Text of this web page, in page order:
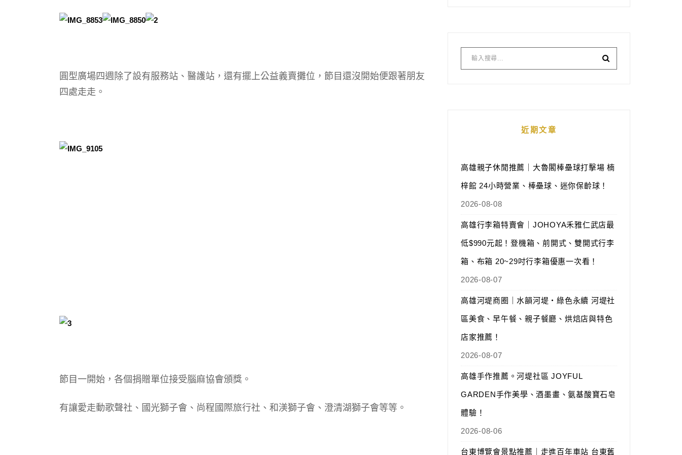
圓型廣場四週除了設有服務站、醫護站，還有擺上公益義賣攤位，節目還沒開始便跟著朋友
四處走走。
節目一開始，各個捐贈單位接受腦麻協會頒獎。
有讓愛走動歌聲社、國光獅子會、尚程國際旅行社、和渼獅子會、澄清湖獅子會等等。
近期文章
高雄親子休閒推薦｜大魯閣棒壘球打擊場 楠
梓館 24小時營業、棒壘球、迷你保齡球！
2026-08-08
高雄行李箱特賣會｜JOHOYA禾雅仁武店最
低$990元起！登機箱、前開式、雙開式行李
箱、布箱 20~29吋行李箱優惠一次看！
2026-08-07
高雄河堤商圈｜水韻河堤‧綠色永續 河堤社
區美食、早午餐、親子餐廳、烘焙店與特色
店家推薦！
2026-08-07
高雄手作推薦。河堤社區 JOYFUL
GARDEN手作美學、酒墨畫、氨基酸寶石皂
體驗！
2026-08-06
台東博覽會景點推薦｜走進百年車站 台東舊